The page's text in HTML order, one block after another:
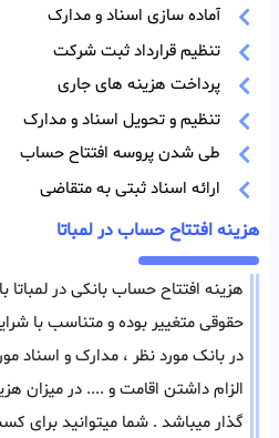
آماده سازی اسناد و مدارک
تنظیم قرارداد ثبت شرکت
پرداخت هزینه های جاری
تنظیم و تحویل اسناد و مدارک
طی شدن پروسه افتتاح حساب
ارائه اسناد ثبتی به متقاضی
هزینه افتتاح حساب در لمباتا
هزینه افتتاح حساب بانکی در
حقوقی متغییر بوده و متناسب با
در بانک مورد نظر ، مدارک و اسناد
الزام داشتن اقامت و .... در میزان
گذار میباشد . شما میتوانید